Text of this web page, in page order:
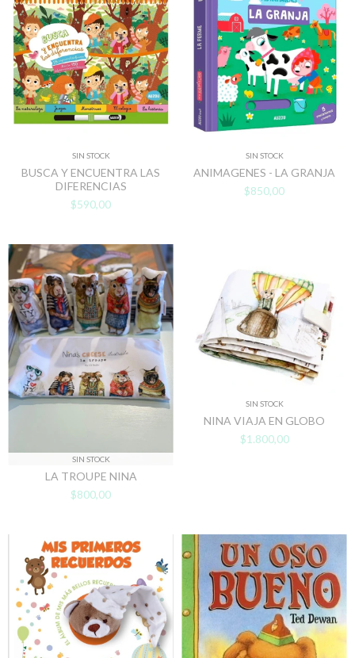
SIN STOCK
BUSCA Y ENCUENTRA LAS
DIFERENCIAS
$590,00
SIN STOCK
ANIMAGENES - LA GRANJA
$850,00
SIN STOCK
LA TROUPE NINA
$800,00
SIN STOCK
NINA VIAJA EN GLOBO
$1.800,00